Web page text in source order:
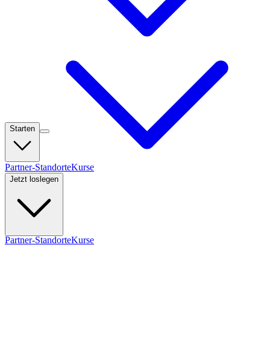
Starten
Partner-StandorteKurse
Jetzt loslegen
Partner-StandorteKurse